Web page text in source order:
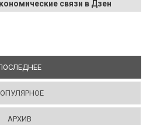
связи в Дзен
(АКТИВНАЯ ВКЛАДКА)
АРХИВ